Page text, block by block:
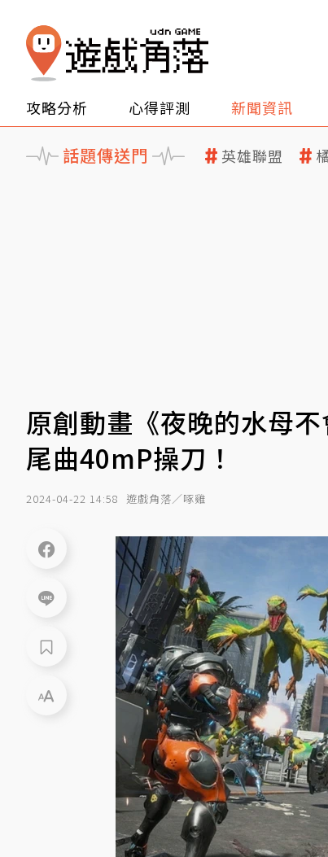
攻略分析 心得評測 新聞資訊
話題傳送門 英雄聯盟
原創動畫《夜晚的水母
尾曲40mP操刀！
2024-04-22 14:58 遊戲角落／啄雞